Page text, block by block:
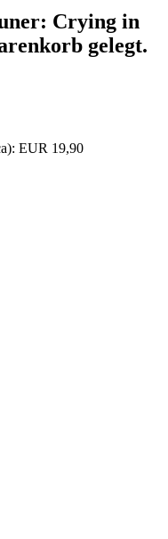
Crying in
gelegt.
EUR 19,90